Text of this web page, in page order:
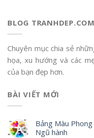
BLOG TRANHDEP.COM
Chuyên mục chia sẻ
họa, xu hướng và các
của bạn đẹp hơn.
BÀI VIẾT MỚI
Bảng Màu
Ngũ hành